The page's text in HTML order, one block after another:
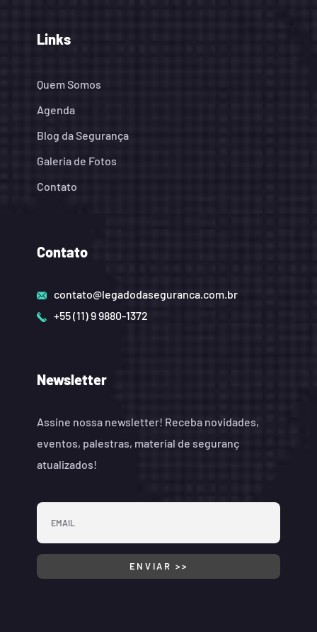
Links
Quem Somos
Agenda
Blog da Segurança
Galeria de Fotos
Contato
Contato
contato@legadodaseguranca.com.br
+55 (11) 9 9880-1372
Newsletter
Assine nossa newsletter! Receba novidades,
eventos, palestras, material de seguranç
atualizados!